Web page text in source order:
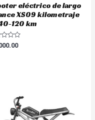
eléctrico de largo
XS09 kilometraje
120 km